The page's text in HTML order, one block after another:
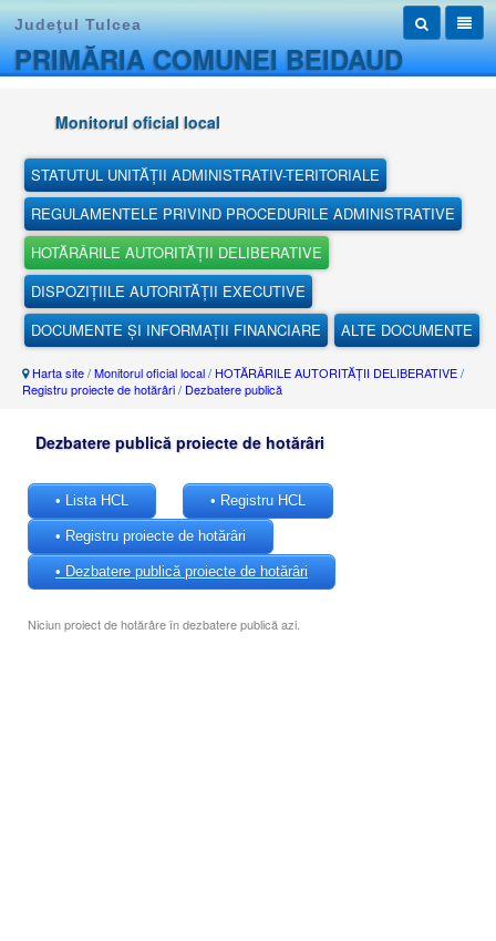
Judeţul Tulcea
PRIMĂRIA COMUNEI BEIDAUD
Monitorul oficial local
STATUTUL UNITĂȚII ADMINISTRATIV-TERITORIALE
REGULAMENTELE PRIVIND PROCEDURILE ADMINISTRATIVE
HOTĂRÂRILE AUTORITĂȚII DELIBERATIVE
DISPOZIȚIILE AUTORITĂȚII EXECUTIVE
DOCUMENTE ȘI INFORMAȚII FINANCIARE
ALTE DOCUMENTE
Harta site/Monitorul oficial local/ HOTĂRÂRILE AUTORITĂȚII DELIBERATIVE/
Registru proiecte de hotărâri/ Dezbatere publică
Dezbatere publică proiecte de hotărâri
• Lista HCL • Registru HCL
• Registru proiecte de hotărâri
• Dezbatere publică proiecte de hotărâri
Niciun proiect de hotărâre în dezbatere publică azi.